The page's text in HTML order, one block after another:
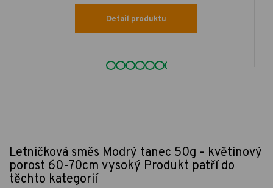
Detail produktu
Letničková směs Modrý tanec 50g - květinový
porost 60-70cm vysoký Produkt patří do
těchto kategorií